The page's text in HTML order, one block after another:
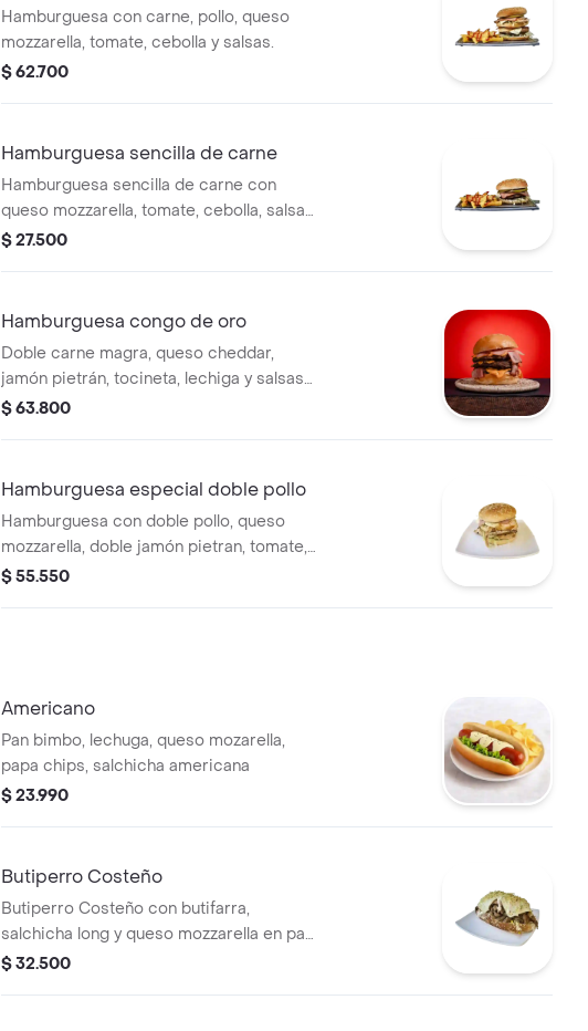
Hamburguesa con carne, pollo, queso
mozzarella, tomate, cebolla y salsas.
$ 62.700
Hamburguesa sencilla de carne
Hamburguesa sencilla de carne con
queso mozzarella, tomate, cebolla, salsas
y pepinillos. Incluye papas fritas.
$ 27.500
Hamburguesa congo de oro
Doble carne magra, queso cheddar,
jamón pietrán, tocineta, lechiga y salsas
de la casa.
$ 63.800
Hamburguesa especial doble pollo
Hamburguesa con doble pollo, queso
mozzarella, doble jamón pietran, tomate,
cebolla, salsas.
$ 55.550
Americano
Pan bimbo, lechuga, queso mozarella,
papa chips, salchicha americana
$ 23.990
Butiperro Costeño
Butiperro Costeño con butifarra,
salchicha long y queso mozzarella en pan
bimbo.
$ 32.500